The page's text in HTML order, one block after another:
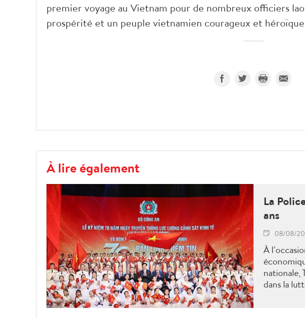
premier voyage au Vietnam pour de nombreux officiers
prospérité et un peuple vietnamien courageux et
À lire également
La
ans
08/08/
À
nationale,
dans la